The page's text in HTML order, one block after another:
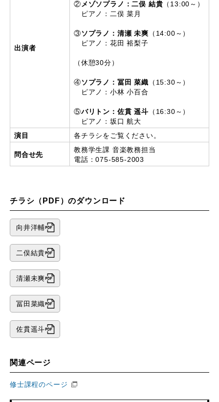
出演者
②メゾソプラノ：二俣 結貴 （13:00～）
ピアノ：二俣 菜月
③ソプラノ：清瀬 未爽 （14:00～）
ピアノ：花田 裕梨子
（休憩30分）
④ソプラノ：冨田 菜織 （15:30～）
ピアノ：小林 小百合
⑤バリトン：佐貫 遥斗 （16:30～）
ピアノ：坂口 航大
演目
各チラシをご覧ください。
問合せ先
教務学生課 音楽教務担当
電話：075-585-2003
チラシ（PDF）のダウンロード
向井洋輔
二俣結貴
清瀬未爽
冨田菜織
佐貫遥斗
関連ページ
修士課程のページ